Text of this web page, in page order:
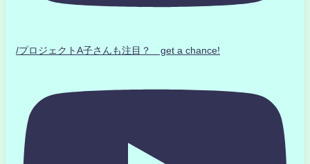
/プロジェクトA子さんも注目？ get a chance!